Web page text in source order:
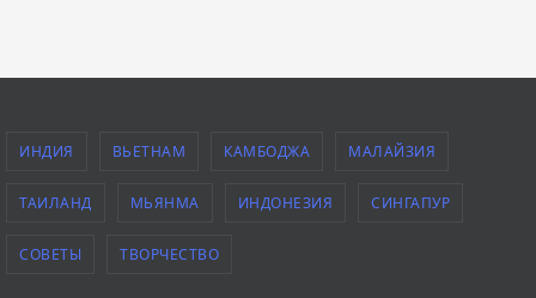
ИНДИЯ ВЬЕТНАМ КАМБОДЖА МАЛАЙЗИЯ
ТАИЛАНД МЬЯНМА ИНДОНЕЗИЯ СИНГАПУР
СОВЕТЫ ТВОРЧЕСТВО